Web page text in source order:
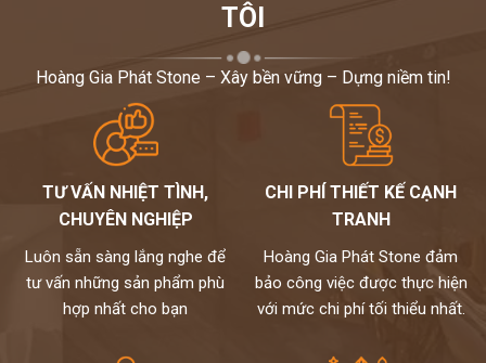
TÔI
Hoàng Gia Phát Stone – Xây bền vững – Dựng niềm tin!
TƯ VẤN NHIỆT TÌNH,
CHUYÊN NGHIỆP
Luôn sẵn sàng lắng nghe để
tư vấn những sản phẩm phù
hợp nhất cho bạn
CHI PHÍ THIẾT KẾ CẠNH
TRANH
Hoàng Gia Phát Stone đảm
bảo công việc được thực hiện
với mức chi phí tối thiểu nhất.